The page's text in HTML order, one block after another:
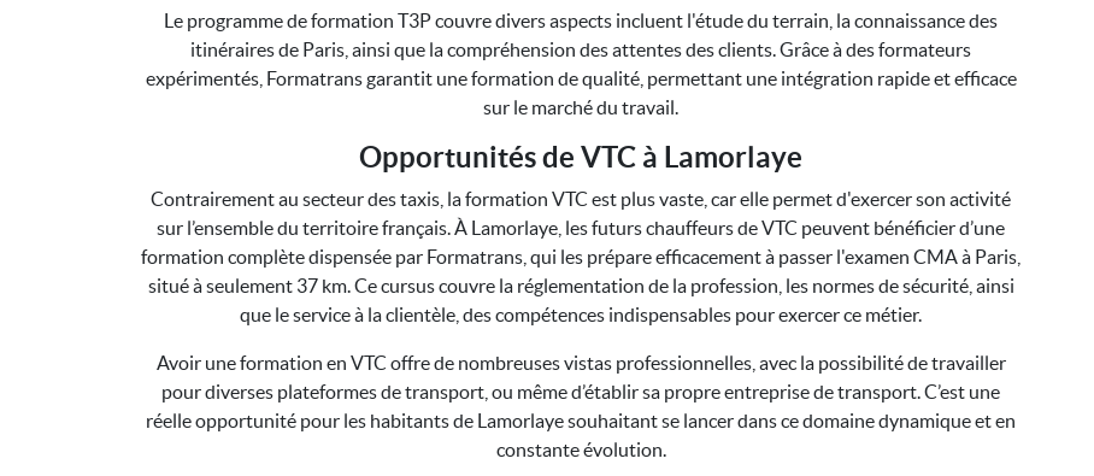
Le programme de formation T3P couvre divers aspects incluent l'étude du terrain, la connaissance des
itinéraires de Paris, ainsi que la compréhension des attentes des clients. Grâce à des formateurs
expérimentés, Formatrans garantit une formation de qualité, permettant une intégration rapide et efficace
sur le marché du travail.
Opportunités de VTC à Lamorlaye
Contrairement au secteur des taxis, la formation VTC est plus vaste, car elle permet d'exercer son activité
sur l’ensemble du territoire français. À Lamorlaye, les futurs chauffeurs de VTC peuvent bénéficier d’une
formation complète dispensée par Formatrans, qui les prépare efficacement à passer l'examen CMA à Paris,
situé à seulement 37 km. Ce cursus couvre la réglementation de la profession, les normes de sécurité, ainsi
que le service à la clientèle, des compétences indispensables pour exercer ce métier.
Avoir une formation en VTC offre de nombreuses vistas professionnelles, avec la possibilité de travailler
pour diverses plateformes de transport, ou même d’établir sa propre entreprise de transport. C’est une
réelle opportunité pour les habitants de Lamorlaye souhaitant se lancer dans ce domaine dynamique et en
constante évolution.